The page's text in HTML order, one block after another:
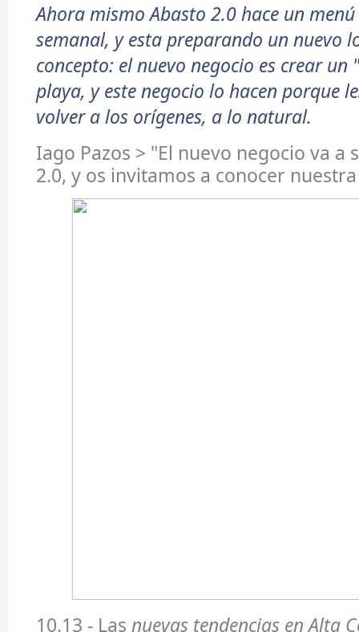
Ahora mismo Abasto 2.0 hace un
semanal, y esta preparando un nuevo
concepto: el nuevo negocio es crear
playa, y este negocio lo hacen porque
volver a los orígenes, a lo natural.
Iago Pazos > "El nuevo negocio va a
2.0, y os invitamos a conocer
10.13 - Las nuevas tendencias en Alta